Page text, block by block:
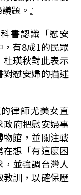
題。』
書認識「慰安
有8成1的民眾
瑛秋對此表示
慰安婦的描述
律師尤美女直
府把慰安婦事
館，並關注戰
想「有這麼困
並強調台灣人
訓，以確保歷